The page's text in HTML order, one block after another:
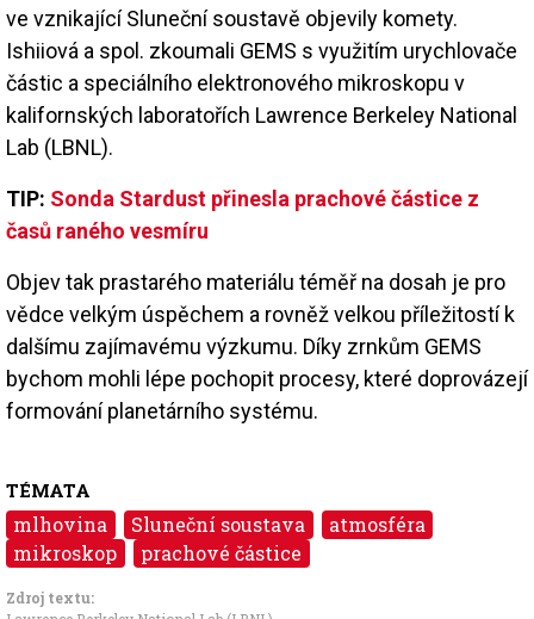
ve vznikající Sluneční soustavě objevily komety.
Ishiiová a spol. zkoumali GEMS s využitím urychlovače
částic a speciálního elektronového mikroskopu v
kalifornských laboratořích Lawrence Berkeley National
Lab (LBNL).
TIP: Sonda Stardust přinesla prachové částice z
časů raného vesmíru
Objev tak prastarého materiálu téměř na dosah je pro
vědce velkým úspěchem a rovněž velkou příležitostí k
dalšímu zajímavému výzkumu. Díky zrnkům GEMS
bychom mohli lépe pochopit procesy, které doprovázejí
formování planetárního systému.
TÉMATA
mlhovina Sluneční soustava
atmosféra
mikroskop
prachové částice
Zdroj textu: